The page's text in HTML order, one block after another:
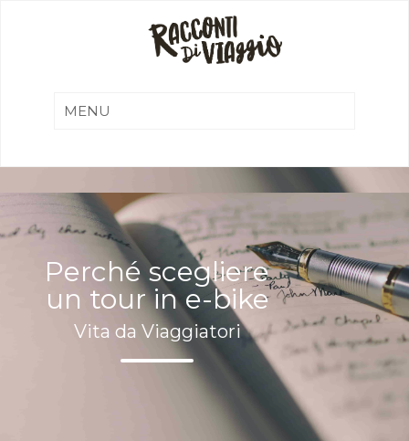
Perché scegliere
un tour in e-bike
Vita da Viaggiatori